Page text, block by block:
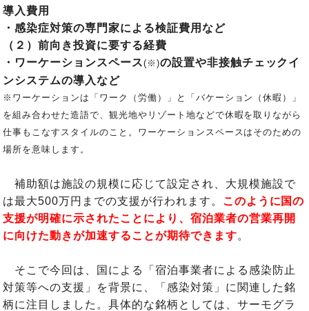
導入費用
・感染症対策の専門家による検証費用など
（２）前向き投資に要する経費
・ワーケーションスペース(※)の設置や非接触チェックイ
ンシステムの導入など
※ワーケーションは「ワーク（労働）」と「バケーション（休暇）」
を組み合わせた造語で、観光地やリゾート地などで休暇を取りながら
仕事もこなすスタイルのこと。ワーケーションスペースはそのための
場所を意味します。
補助額は施設の規模に応じて設定され、大規模施設で
は最大500万円までの支援が行われます。 このように国の
支援が明確に示されたことにより、宿泊業者の営業再開
に向けた動きが加速することが期待できます。
そこで今回は、国による「宿泊事業者による感染防止
対策等への支援」を背景に、「感染対策」に関連した銘
柄に注目しました。具体的な銘柄としては、サーモグラ